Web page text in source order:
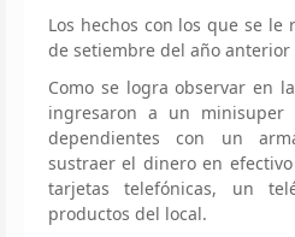
Los hechos con los que se le
de setiembre del año anterior
Como se logra observar en
ingresaron a un
dependientes con un
sustraer el dinero en
tarjetas telefónicas, un
productos del local.